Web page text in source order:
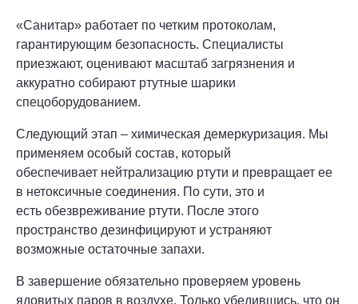
«Санитар» работает по четким протоколам,
гарантирующим безопасность. Специалисты
приезжают, оценивают масштаб загрязнения и
аккуратно собирают ртутные шарики
спецоборудованием.
Следующий этап – химическая демеркуризация. Мы
применяем особый состав, который
обеспечивает нейтрализацию ртути и превращает ее
в нетоксичные соединения. По сути, это и
есть обезвреживание ртути. После этого
пространство дезинфицируют и устраняют
возможные остаточные запахи.
В завершение обязательно проверяем уровень
ядовитых паров в воздухе. Только убедившись, что он